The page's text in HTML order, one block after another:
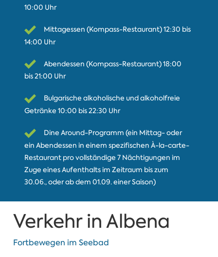
10:00 Uhr
Mittagessen (Kompass-Restaurant) 12:30 bis
14:00 Uhr
Abendessen (Kompass-Restaurant) 18:00
bis 21:00 Uhr
Bulgarische alkoholische und alkoholfreie
Getränke 10:00 bis 22:30 Uhr
Dine Around-Programm (ein Mittag- oder
ein Abendessen in einem spezifischen À-la-carte-
Restaurant pro vollständige 7 Nächtigungen im
Zuge eines Aufenthalts im Zeitraum bis zum
30.06., oder ab dem 01.09. einer Saison)
Verkehr in Albena
Fortbewegen im Seebad